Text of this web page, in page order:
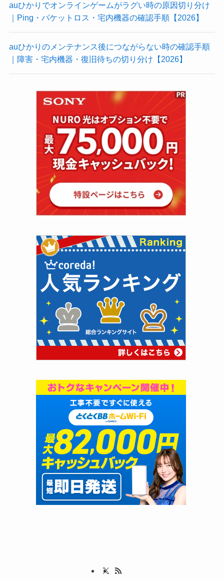
auひかりでオンラインゲームがラグい時の原因切り分け
｜Ping・パケットロス・宅内機器の確認手順【2026】
auひかりのメンテナンス後につながらない時の確認手順
｜障害・宅内機器・復旧待ちの切り分け【2026】